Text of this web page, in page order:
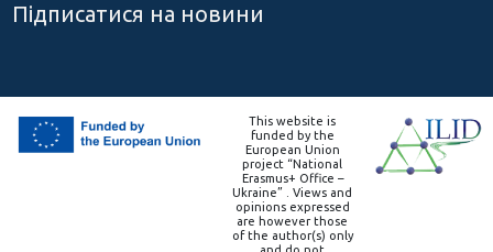
Підписатися на новини
This website is
funded by the
European Union
project “National
Erasmus+ Office –
Ukraine” . Views and
opinions expressed
are however those
of the author(s) only